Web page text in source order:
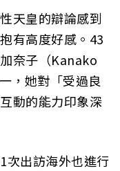
天皇的辯論感到
有高度好感。43
奈子（Kanako
，她對「受過良
動的能力印象深
次出訪海外也進行